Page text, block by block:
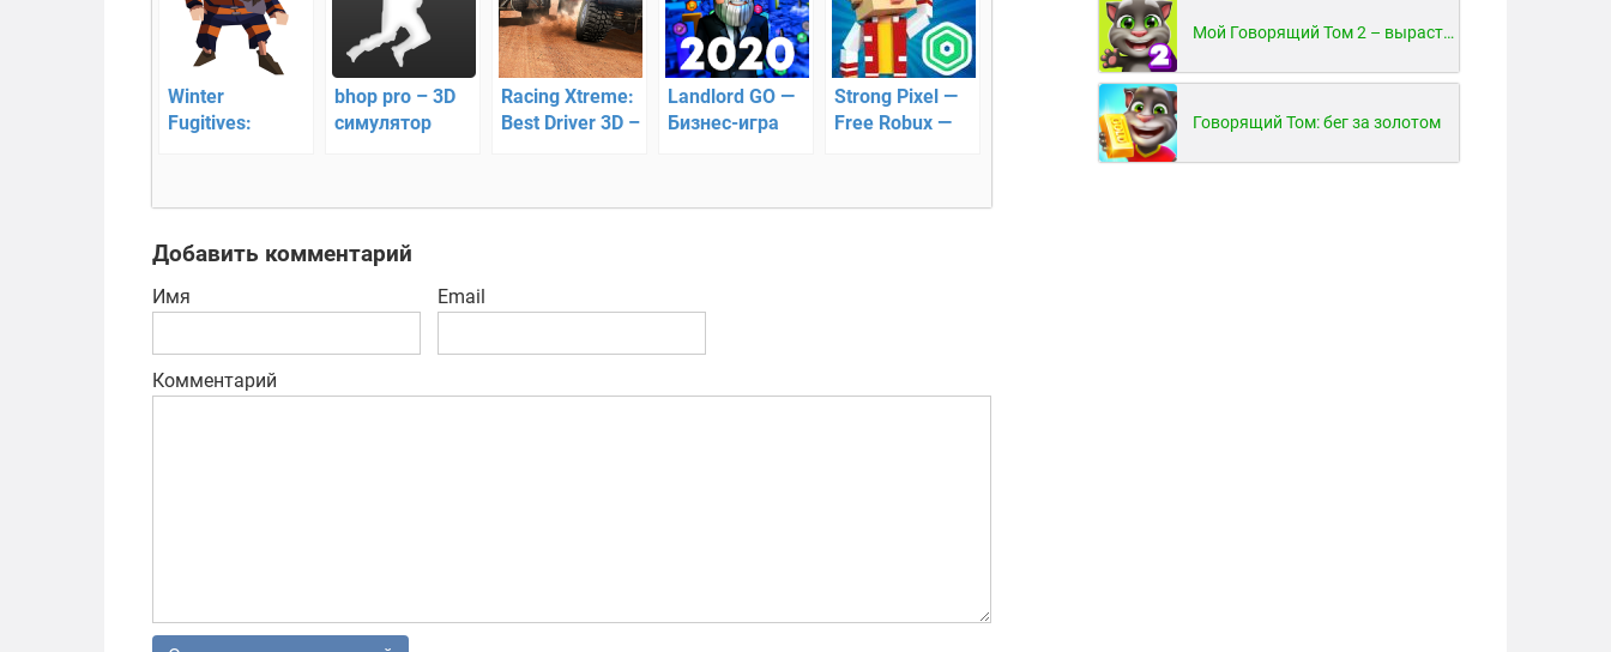
Winter
Fugitives:
тюрьмы
bhop pro – 3D
симулятор
Racing Xtreme:
Best Driver 3D –
гонки!!
Landlord GO —
Бизнес-игра
Strong Pixel —
Free Robux —
Добавить комментарий
Имя Email
Комментарий
Мой Говорящий Том 2 – вырасти и воспитай своего котенка
Говорящий Том: бег за золотом